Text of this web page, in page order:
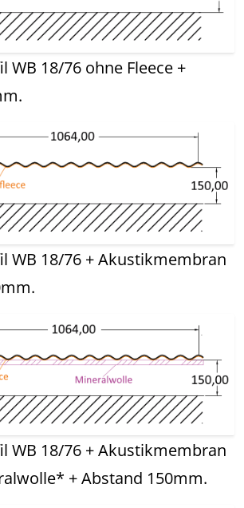
WB 18/76 ohne Fleece +
WB 18/76 + Akustikmembran
WB 18/76 + Akustikmembran
+ Abstand 150mm.